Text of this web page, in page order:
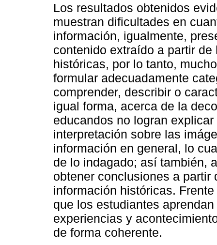
Los resultados obtenidos
muestran dificultades en
información, igualmente,
contenido extraído a partir
históricas, por lo tanto,
formular adecuadamente
comprender, describir o
igual forma, acerca de la
educandos no logran
interpretación sobre las
información en general, lo
de lo indagado; así también,
obtener conclusiones a partir
información históricas.
que los estudiantes
experiencias y
de forma coherente.